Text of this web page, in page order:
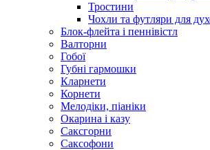
Тростини
Чохли та футляри для
Блок-флейта і пеннівістл
Валторни
Гобої
Губні гармошки
Кларнети
Корнети
Мелодіки, піаніки
Окарина і казу
Саксгорни
Саксофони